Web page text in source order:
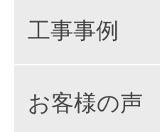
工事事例
お客様の声